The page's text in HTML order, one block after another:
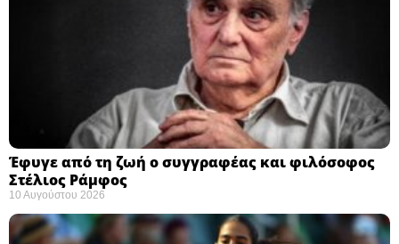
Έφυγε από τη ζωή ο συγγραφέας και φιλόσοφος
Στέλιος Ράμφος
10 Αυγούστου 2026